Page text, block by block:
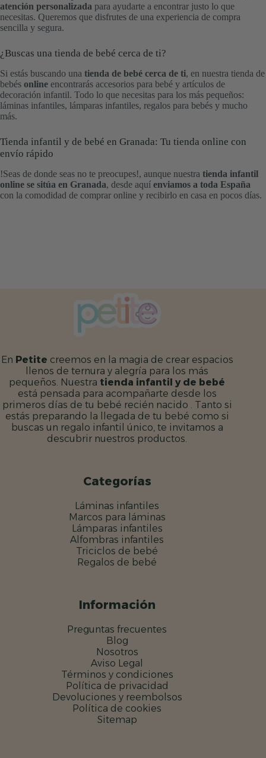
atención personalizada para ayudarte a encontrar justo lo que
necesitas. Queremos que disfrutes de una experiencia de compra
sencilla y segura.
¿Buscas una tienda de bebé cerca de ti?
Si estás buscando una tienda de bebé cerca de ti, en nuestra tienda de
bebés online encontrarás accesorios para bebé y artículos de
decoración infantil. Todo lo que necesitas para los más pequeños:
láminas infantiles, lámparas infantiles, regalos para bebés y mucho
más.
Tienda infantil y de bebé en Granada: Tu tienda online con
envío rápido
!Seas de donde seas no te preocupes!, aunque nuestra tienda infantil
online se sitúa en Granada, desde aquí enviamos a toda España
con la comodidad de comprar online y recibirlo en casa en pocos días.
En Petite creemos en la magia de crear espacios
llenos de ternura y alegría para los más
pequeños. Nuestra tienda infantil y de bebé
está pensada para acompañarte desde los
primeros días de tu bebé recién nacido . Tanto si
estás preparando la llegada de tu bebé como si
buscas un regalo infantil único, te invitamos a
descubrir nuestros productos.
Categorías
Láminas infantiles
Marcos para láminas
Lámparas infantiles
Alfombras infantiles
Triciclos de bebé
Regalos de bebé
Información
Preguntas frecuentes
Blog
Nosotros
Aviso Legal
Términos y condiciones
Política de privacidad
Devoluciones y reembolsos
Política de cookies
Sitemap